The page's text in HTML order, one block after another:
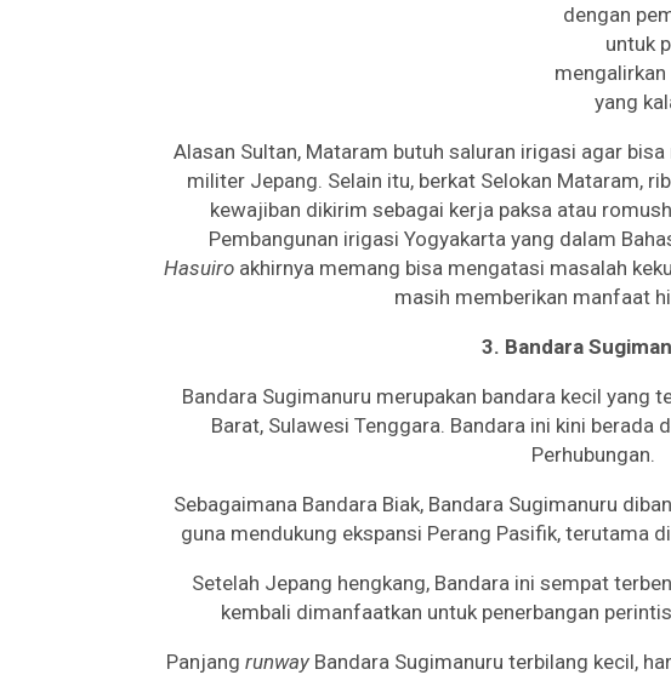
dengan
untuk
mengalirkan
yang
Alasan Sultan, Mataram butuh saluran irigasi agar
militer Jepang. Selain itu, berkat Selokan Mataram,
kewajiban dikirim sebagai kerja paksa atau
Pembangunan irigasi Yogyakarta yang dalam
Hasuiroakhirnya memang bisa mengatasi masalah
masih memberikan manfaat
3. Bandara
Bandara Sugimanuru merupakan bandara kecil yang
Barat, Sulawesi Tenggara. Bandara ini kini berada
Perhubungan.
Sebagaimana Bandara Biak, Bandara Sugimanuru
guna mendukung ekspansi Perang Pasifik, terutama
Setelah Jepang hengkang, Bandara ini sempat
kembali dimanfaatkan untuk penerbangan
Panjangrunway Bandara Sugimanuru terbilang kecil,